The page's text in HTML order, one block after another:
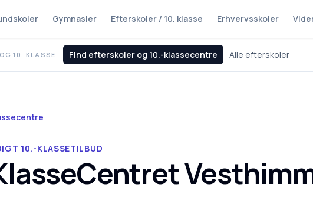
Gymnasier Efterskoler / 10. klasse Erhvervsskoler
10. KLASSE Find efterskoler og 10.-klassecentre Alle efterskoler
10.-KLASSETILBUD